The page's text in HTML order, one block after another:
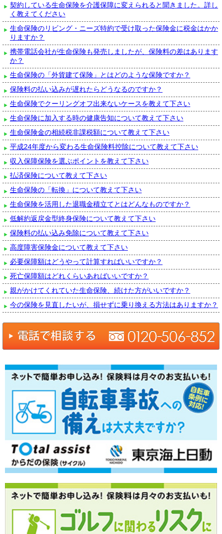
契約している生命保険を介護保障に変えられると聞きました。詳し
く教えてください
生命保険のリビング・ニーズ特約で受け取った保険金に税金はかか
りますか？
携帯電話会社が生命保険も発売しましたが、保険料の差はあります
か？
生命保険の「外貨建て保険」とはどのような保険ですか？
保険料の払い込みが遅れたらどうなるのですか？
生命保険でクーリングオフ出来ないケースを教えて下さい
生命保険に加入する時の健康告知について教えて下さい
生命保険金の相続税非課税額について教えて下さい
平成24年度から変わる生命保険料控除について教えて下さい
収入保障保険を選ぶポイントを教えて下さい
払済保険について教えて下さい
生命保険の「転換」について教えて下さい
生命保険を活用した退職金積立てとはどんなものですか？
低解約返戻金型終身保険について教えて下さい
保険料の払い込み免除について教えて下さい
高度障害保険金について教えて下さい
必要保障額はどうやって計算すればいいですか？
死亡保障額はどれくらいあればいいですか？
親がかけてくれていた生命保険、続けた方がいいですか？
今の保険を見直したいが、損せずに乗り換える方法はありますか？